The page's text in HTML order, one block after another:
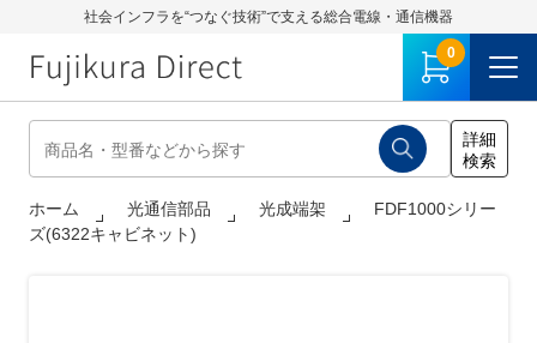
社会インフラを“つなぐ技術”で支える総合電線・通信機器
0
ホーム 光通信部品 光成端架
FDF1000シリー
ズ(6322キャビネット)